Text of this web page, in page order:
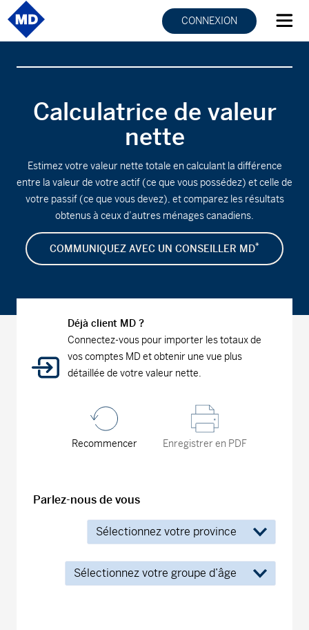
CONNEXION
Calculatrice de valeur
nette
Estimez votre valeur nette totale en calculant la différence
entre la valeur de votre actif (ce que vous possédez) et celle de
votre passif (ce que vous devez), et comparez les résultats
obtenus à ceux d’autres ménages canadiens.
COMMUNIQUEZ AVEC UN CONSEILLER MD*
Déjà client MD ?
Connectez-vous pour importer les totaux de
vos comptes MD et obtenir une vue plus
détaillée de votre valeur nette.
Recommencer Enregistrer en PDF
Parlez-nous de vous